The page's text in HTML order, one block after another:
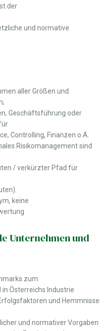
der
und normative
aller Größen und
Geschäftsführung oder
Controlling, Finanzen o.Ä.
Risikomanagement sind
/ verkürzter Pfad für
keine
Unternehmen und
zum
Österreichs Industrie
und Hemmnisse
und normativer Vorgaben